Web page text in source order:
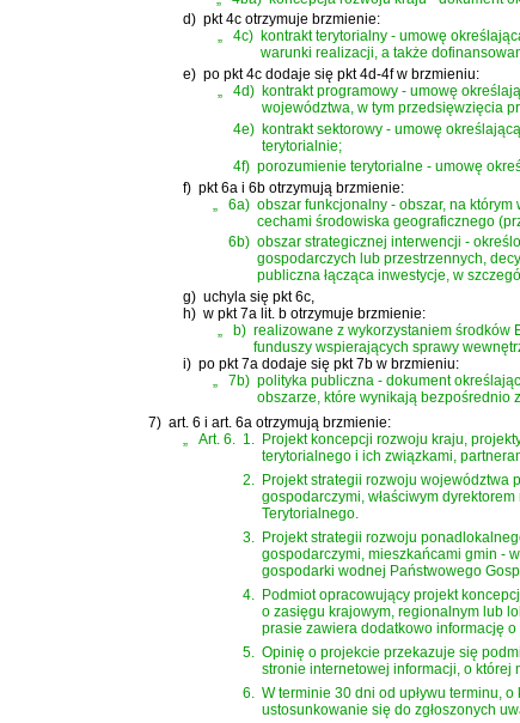
d) pkt 4c otrzymuje brzmienie:
„
4c) kontrakt terytorialny - umowę
warunki realizacji, a także
e) po pkt 4c dodaje się pkt 4d-4f w brzmieniu:
„
4d) kontrakt programowy - umowę
województwa, w tym przedsięwzięcia
4e) kontrakt sektorowy - umowę
terytorialnie;
4f) porozumienie terytorialne - umowę
f) pkt 6a i 6b otrzymują brzmienie:
6a) obszar funkcjonalny - obszar, na
cechami środowiska geograficznego
6b) obszar strategicznej interwencji -
gospodarczych lub przestrzennych,
publiczna łącząca inwestycje, w
g) uchyla się pkt 6c,
h) w pkt 7a lit. b otrzymuje brzmienie:
„
b) realizowane z wykorzystaniem środków
funduszy wspierających sprawy
i) po pkt 7a dodaje się pkt 7b w brzmieniu:
„
7b) polityka publiczna - dokument
obszarze, które wynikają bezpośrednio
7) art. 6 i art. 6a otrzymują brzmienie:
„
Art. 6. 1. Projekt koncepcji rozwoju kraju,
terytorialnego i ich związkami,
2. Projekt strategii rozwoju województwa
gospodarczymi, właściwym
Terytorialnego.
3. Projekt strategii rozwoju
gospodarczymi, mieszkańcami gmin -
gospodarki wodnej Państwowego
4. Podmiot opracowujący projekt
o zasięgu krajowym, regionalnym lub
prasie zawiera dodatkowo informację
5. Opinię o projekcie przekazuje się
stronie internetowej informacji, o
6. W terminie 30 dni od upływu terminu,
ustosunkowanie się do zgłoszonych